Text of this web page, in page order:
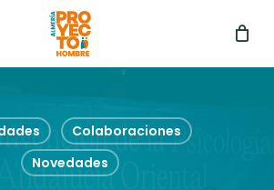
Colaboraciones
Novedades